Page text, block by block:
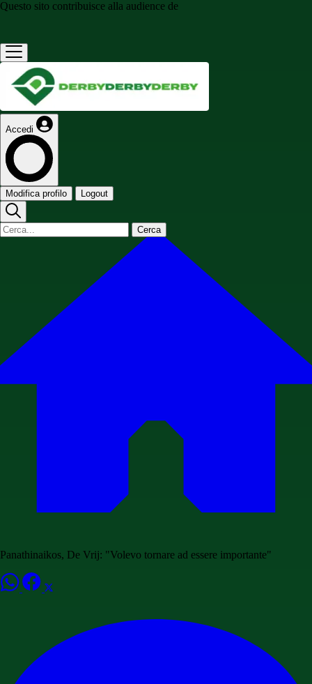
Questo sito contribuisce alla audience de
Accedi
Modifica profilo Logout
Cerca
Panathinaikos, De Vrij: "Volevo tornare ad essere importante"